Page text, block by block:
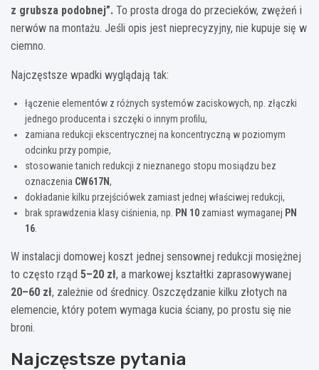
z grubsza podobnej”. To prosta droga do przecieków, zwężeń i
nerwów na montażu. Jeśli opis jest nieprecyzyjny, nie kupuje się w
ciemno.
Najczęstsze wpadki wyglądają tak:
łączenie elementów z różnych systemów zaciskowych, np. złączki
jednego producenta i szczęki o innym profilu,
zamiana redukcji ekscentrycznej na koncentryczną w poziomym
odcinku przy pompie,
stosowanie tanich redukcji z nieznanego stopu mosiądzu bez
oznaczenia CW617N,
dokładanie kilku przejściówek zamiast jednej właściwej redukcji,
brak sprawdzenia klasy ciśnienia, np.
PN 10 zamiast wymaganej PN
16
W instalacji domowej koszt jednej sensownej redukcji mosiężnej
to często rząd 5–20 zł, a markowej kształtki zaprasowywanej
20–60 zł, zależnie od średnicy. Oszczędzanie kilku złotych na
elemencie, który potem wymaga kucia ściany, po prostu się nie
broni.
Najczęstsze pytania